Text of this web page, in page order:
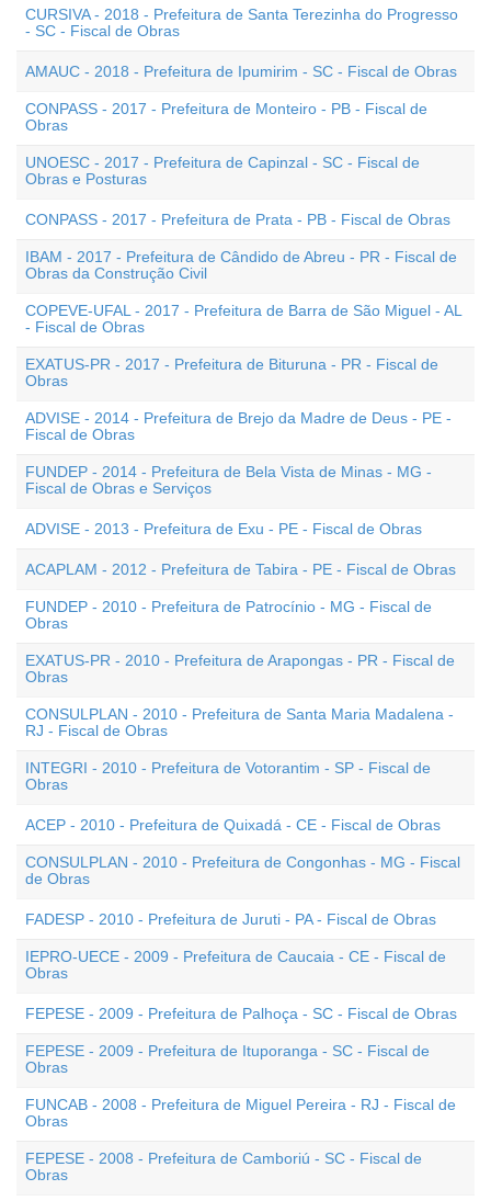
CURSIVA - 2018 - Prefeitura de Santa Terezinha do Progresso
- SC - Fiscal de Obras
AMAUC - 2018 - Prefeitura de Ipumirim - SC - Fiscal de Obras
CONPASS - 2017 - Prefeitura de Monteiro - PB - Fiscal de
Obras
UNOESC - 2017 - Prefeitura de Capinzal - SC - Fiscal de
Obras e Posturas
CONPASS - 2017 - Prefeitura de Prata - PB - Fiscal de Obras
IBAM - 2017 - Prefeitura de Cândido de Abreu - PR - Fiscal de
Obras da Construção Civil
COPEVE-UFAL - 2017 - Prefeitura de Barra de São Miguel - AL
- Fiscal de Obras
EXATUS-PR - 2017 - Prefeitura de Bituruna - PR - Fiscal de
Obras
ADVISE - 2014 - Prefeitura de Brejo da Madre de Deus - PE -
Fiscal de Obras
FUNDEP - 2014 - Prefeitura de Bela Vista de Minas - MG -
Fiscal de Obras e Serviços
ADVISE - 2013 - Prefeitura de Exu - PE - Fiscal de Obras
ACAPLAM - 2012 - Prefeitura de Tabira - PE - Fiscal de Obras
FUNDEP - 2010 - Prefeitura de Patrocínio - MG - Fiscal de
Obras
EXATUS-PR - 2010 - Prefeitura de Arapongas - PR - Fiscal de
Obras
CONSULPLAN - 2010 - Prefeitura de Santa Maria Madalena -
RJ - Fiscal de Obras
INTEGRI - 2010 - Prefeitura de Votorantim - SP - Fiscal de
Obras
ACEP - 2010 - Prefeitura de Quixadá - CE - Fiscal de Obras
CONSULPLAN - 2010 - Prefeitura de Congonhas - MG - Fiscal
de Obras
FADESP - 2010 - Prefeitura de Juruti - PA - Fiscal de Obras
IEPRO-UECE - 2009 - Prefeitura de Caucaia - CE - Fiscal de
Obras
FEPESE - 2009 - Prefeitura de Palhoça - SC - Fiscal de Obras
FEPESE - 2009 - Prefeitura de Ituporanga - SC - Fiscal de
Obras
FUNCAB - 2008 - Prefeitura de Miguel Pereira - RJ - Fiscal de
Obras
FEPESE - 2008 - Prefeitura de Camboriú - SC - Fiscal de
Obras